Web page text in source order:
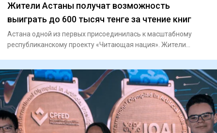
Жители Астаны получат возможность
выиграть до 600 тысяч тенге за чтение книг
Астана одной из первых присоединилась к масштабному
республиканскому проекту «Читающая нация». Жители